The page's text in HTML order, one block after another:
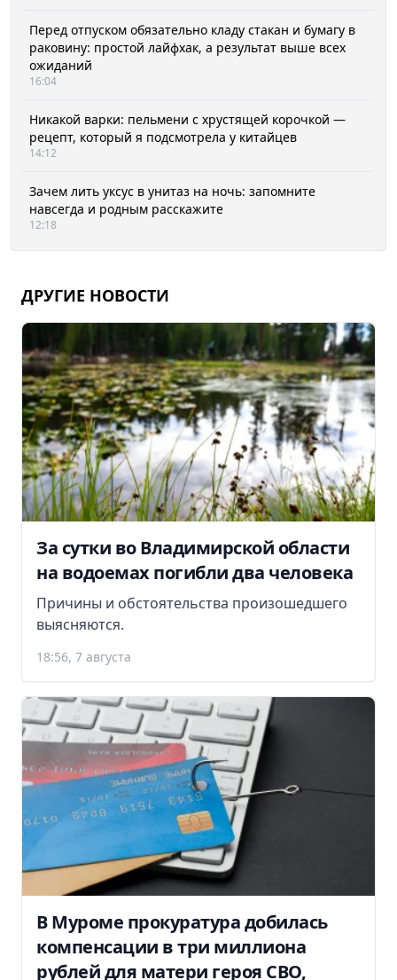
Перед отпуском обязательно кладу стакан и бумагу в
раковину: простой лайфхак, а результат выше всех
ожиданий
16:04
Никакой варки: пельмени с хрустящей корочкой —
рецепт, который я подсмотрела у китайцев
14:12
Зачем лить уксус в унитаз на ночь: запомните
навсегда и родным расскажите
12:18
ДРУГИЕ НОВОСТИ
За сутки во Владимирской области
на водоемах погибли два человека
Причины и обстоятельства произошедшего
выясняются.
18:56, 7 августа
В Муроме прокуратура добилась
компенсации в три миллиона
рублей для матери героя СВО,